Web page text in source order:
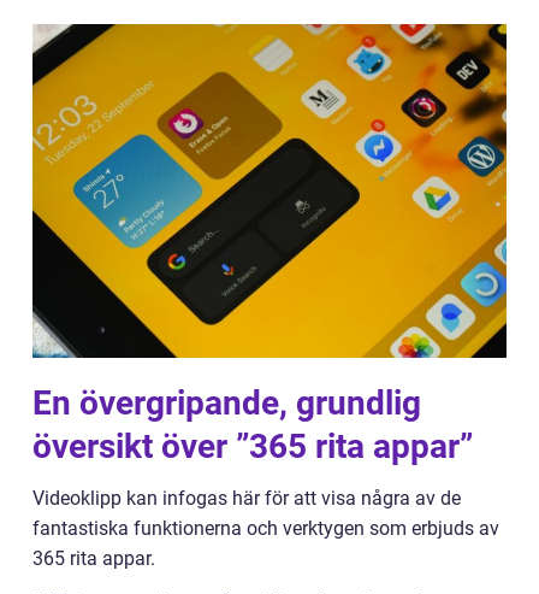
En övergripande, grundlig
översikt över ”365 rita appar”
Videoklipp kan infogas här för att visa några av de
fantastiska funktionerna och verktygen som erbjuds av
365 rita appar.